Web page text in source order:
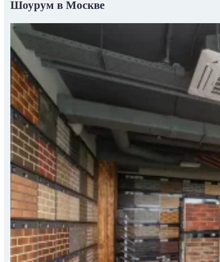
Шоурум в Москве